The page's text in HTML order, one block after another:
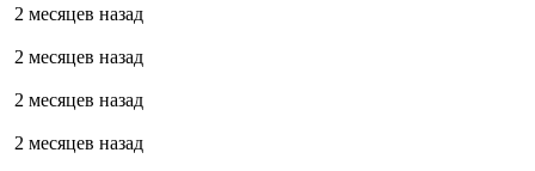
2 месяцев назад
2 месяцев назад
2 месяцев назад
2 месяцев назад